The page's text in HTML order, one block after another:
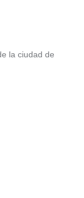
la ciudad de